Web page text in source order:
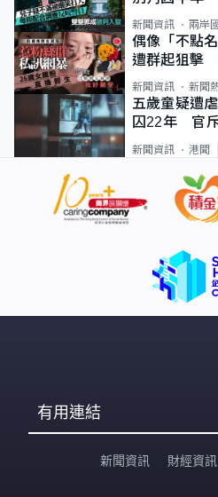
新聞資訊 兩岸
偶像「不點
遭群起狙擊
新聞資訊 新聞
五歲童疑遭
囚22年 官
新聞資訊 港聞
有用連結
新聞資訊 財經資訊